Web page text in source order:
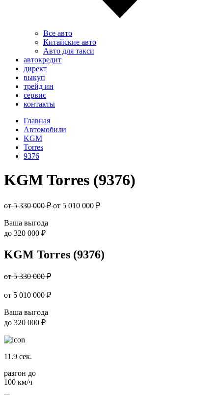
Все авто
Китайские авто
Авто для такси
автокредит
директ
выкуп
трейд ин
сервис
контакты
Главная
Автомобили
KGM
Torres
9376
KGM Torres (9376)
от 5 330 000 ₽от 5 010 000 ₽
Ваша выгода
до 320 000 ₽
KGM Torres (9376)
от 5 330 000 ₽
от 5 010 000 ₽
Ваша выгода
до 320 000 ₽
11.9 сек.
разгон до
100 км/ч